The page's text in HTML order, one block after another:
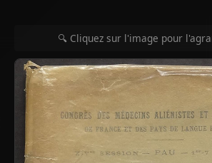
🔍 Cliquez sur l'image pour